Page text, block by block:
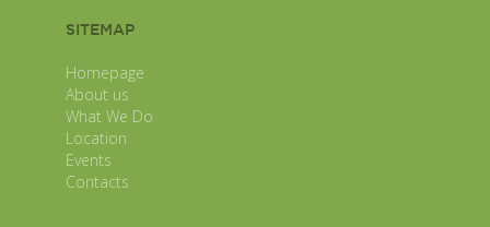
SITEMAP
Homepage
About us
What We Do
Location
Events
Contacts